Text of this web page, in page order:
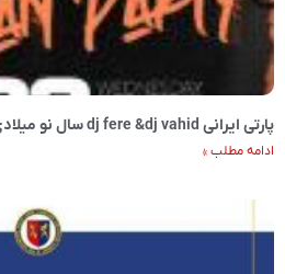
پارتی ایرانی dj fere &dj vahid سال نو میلادی در گرجستان
ادامه مطلب »